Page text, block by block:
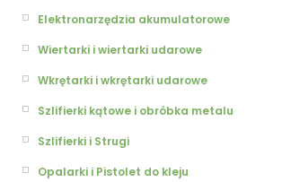
Elektronarzędzia akumulatorowe
Wiertarki i wiertarki udarowe
Wkrętarki i wkrętarki udarowe
Szlifierki kątowe i obróbka metalu
Szlifierki i Strugi
Opalarki i Pistolet do kleju